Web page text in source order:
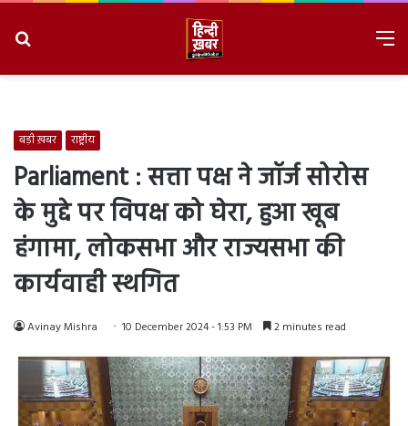
बड़ी ख़बर राष्ट्रीय
Parliament : सत्ता पक्ष ने जॉर्ज सोरोस
के मुद्दे पर विपक्ष को घेरा, हुआ खूब
हंगामा, लोकसभा और राज्यसभा की
कार्यवाही स्थगित
Avinay Mishra 10 December 2024 - 1:53 PM 2 minutes read